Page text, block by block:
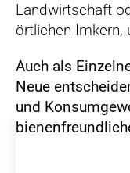
Landwirtschaft
örtlichen Imkern,
Auch als
Neue
und
N
a